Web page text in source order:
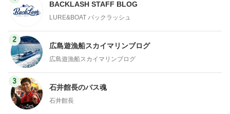
BACKLASH STAFF BLOG
LURE&BOAT バックラッシュ
2
広島遊漁船スカイマリンブログ
広島遊漁船スカイマリンブログ
3
石井館長のバス魂
石井館長